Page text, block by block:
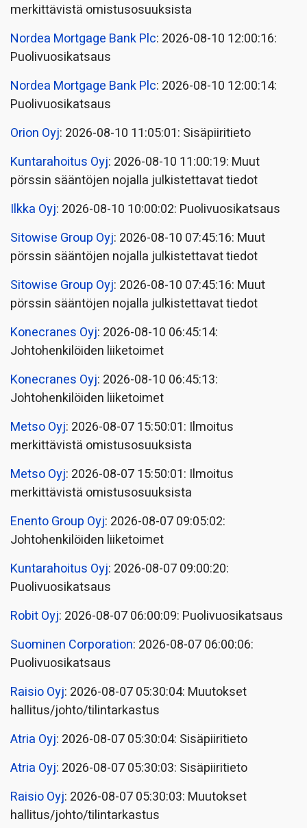
merkittävistä omistusosuuksista
Nordea Mortgage Bank Plc: 2026-08-10 12:00:16:
Puolivuosikatsaus
Nordea Mortgage Bank Plc: 2026-08-10 12:00:14:
Puolivuosikatsaus
Orion Oyj: 2026-08-10 11:05:01: Sisäpiiritieto
Kuntarahoitus Oyj: 2026-08-10 11:00:19: Muut
pörssin sääntöjen nojalla julkistettavat tiedot
Ilkka Oyj: 2026-08-10 10:00:02: Puolivuosikatsaus
Sitowise Group Oyj: 2026-08-10 07:45:16: Muut
pörssin sääntöjen nojalla julkistettavat tiedot
Sitowise Group Oyj: 2026-08-10 07:45:16: Muut
pörssin sääntöjen nojalla julkistettavat tiedot
Konecranes Oyj: 2026-08-10 06:45:14:
Johtohenkilöiden liiketoimet
Konecranes Oyj: 2026-08-10 06:45:13:
Johtohenkilöiden liiketoimet
Metso Oyj: 2026-08-07 15:50:01: Ilmoitus
merkittävistä omistusosuuksista
Metso Oyj: 2026-08-07 15:50:01: Ilmoitus
merkittävistä omistusosuuksista
Enento Group Oyj: 2026-08-07 09:05:02:
Johtohenkilöiden liiketoimet
Kuntarahoitus Oyj: 2026-08-07 09:00:20:
Puolivuosikatsaus
Robit Oyj: 2026-08-07 06:00:09: Puolivuosikatsaus
Suominen Corporation: 2026-08-07 06:00:06:
Puolivuosikatsaus
Raisio Oyj: 2026-08-07 05:30:04: Muutokset
hallitus/johto/tilintarkastus
Atria Oyj: 2026-08-07 05:30:04: Sisäpiiritieto
Atria Oyj: 2026-08-07 05:30:03: Sisäpiiritieto
Raisio Oyj: 2026-08-07 05:30:03: Muutokset
hallitus/johto/tilintarkastus